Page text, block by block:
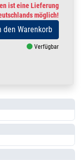
ist eine Lieferung
möglich!
den Warenkorb
Verfügbar